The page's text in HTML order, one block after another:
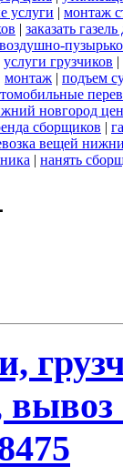
услуги | монтаж
| заказать
воздушно-
услуги грузчиков |
монтаж | подъем
новгород
сборщиков |
вещей
| нанять